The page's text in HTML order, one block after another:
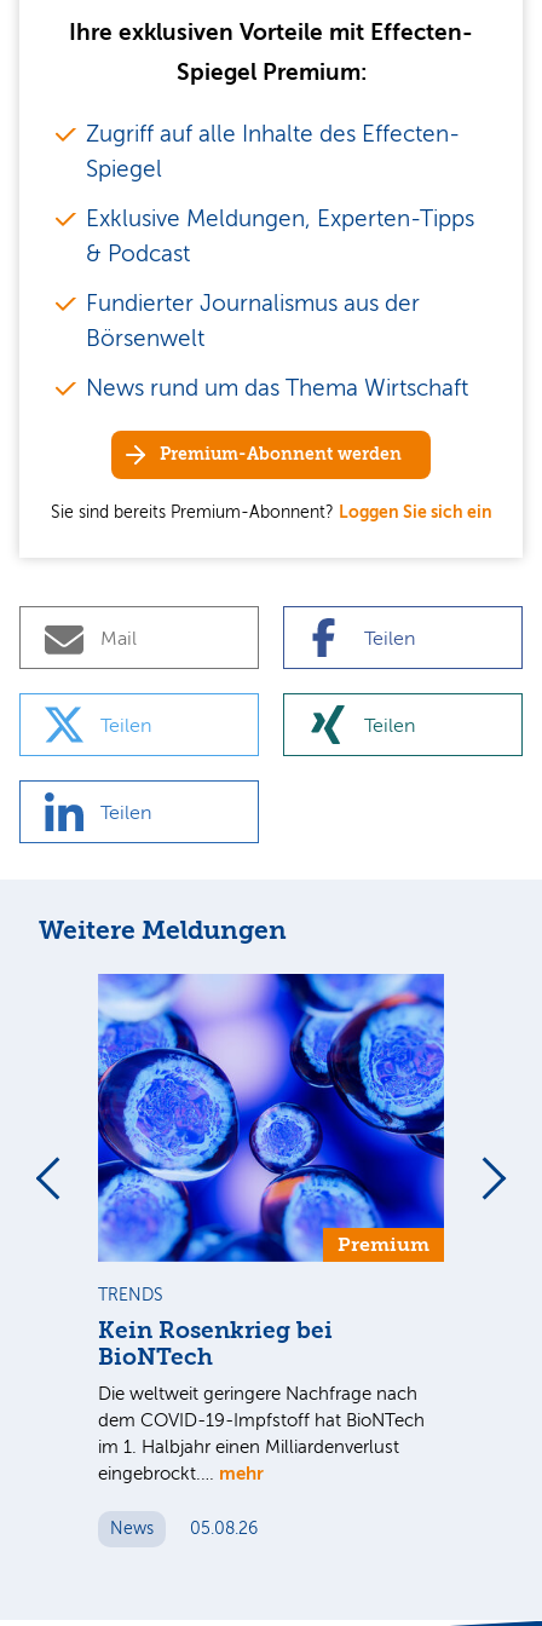
Ihre exklusiven Vorteile mit Effecten-
Spiegel Premium:
Zugriff auf alle Inhalte des Effecten-
Spiegel
Exklusive Meldungen, Experten-Tipps
& Podcast
Fundierter Journalismus aus der
Börsenwelt
News rund um das Thema Wirtschaft
Premium-Abonnent werden
Sie sind bereits Premium-Abonnent? Loggen Sie sich ein
Mail Teilen
Teilen Teilen
Teilen
Weitere Meldungen
Premium
TRENDS
Kein Rosenkrieg bei
BioNTech
Die weltweit geringere Nachfrage nach
dem COVID-19-Impfstoff hat BioNTech
im 1. Halbjahr einen Milliardenverlust
eingebrockt.… mehr
News 05.08.26